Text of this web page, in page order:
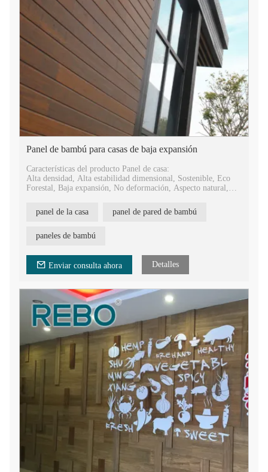
Panel de bambú para casas de baja expansión
Características del producto Panel de casa:
Alta densidad, Alta estabilidad dimensional, Sostenible, Eco
Forestal, Baja expansión, No deformación, Aspecto natural,
Ventajas del producto de revestimiento de paredes para casas:
moho, a prueba de polillas, resistente a rayones, producción en
panel de la casa panel de pared de bambú
paneles de bambú
Enviar consulta ahora Detalles